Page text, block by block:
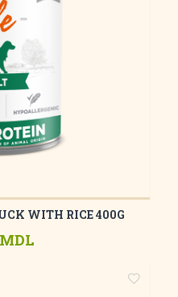
WITH RICE 400G